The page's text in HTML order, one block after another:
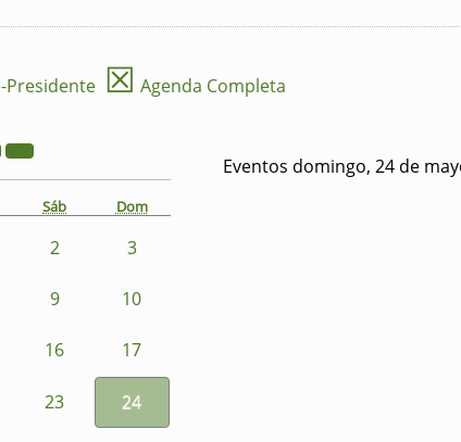
Presidente ☒ Agenda Completa
Sáb Dom
2 3
9 10
16 17
23 24
Eventos domingo, 24 de